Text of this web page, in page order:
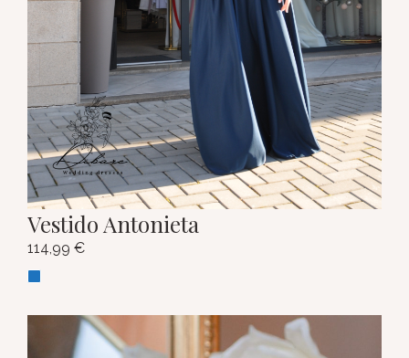
Vestido Antonieta
114,99 €